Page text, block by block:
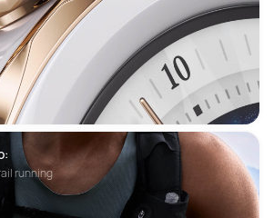
running